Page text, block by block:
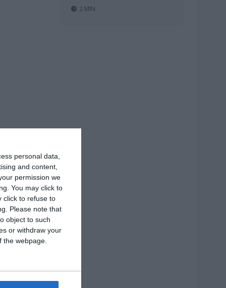
personal data,
and content,
permission we
You may click to
click to refuse to
Please note that
object to such
or withdraw your
webpage.
2 MIN